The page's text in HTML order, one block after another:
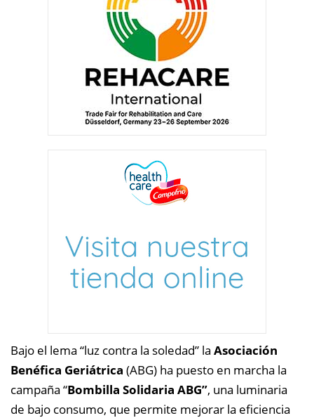
Bajo el lema “luz contra la soledad” la Asociación
Benéfica Geriátrica (ABG) ha puesto en marcha la
campaña “Bombilla Solidaria ABG”, una luminaria
de bajo consumo, que permite mejorar la eficiencia